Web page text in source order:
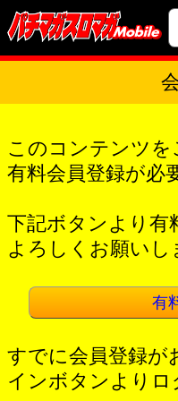
このコンテンツを
有料会員登録が必
下記ボタンより有
よろしくお願いし
有
すでに会員登録が
インボタンよりロ